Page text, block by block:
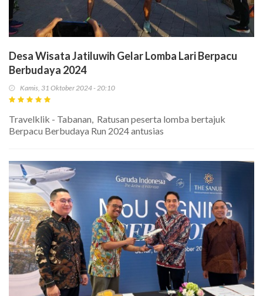
Desa Wisata Jatiluwih Gelar Lomba Lari Berpacu
Berbudaya 2024
Kamis, 31 Oktober 2024 - 20:10
Travelklik - Tabanan, Ratusan peserta lomba bertajuk
Berpacu Berbudaya Run 2024 antusias